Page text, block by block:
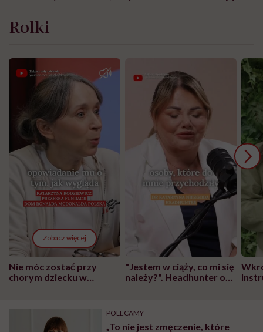
Rolki
Zobacz więcej
Nie móc zostać przy
chorym dziecku w
głupota i brak
"Jestem w ciąży, co mi się
należy?". Headhunter o
pracy
POLECAMY
„To nie jest zmęczenie, które